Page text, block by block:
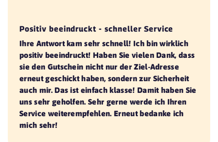
Positiv beeindruckt - schneller Service
Ihre Antwort kam sehr schnell! Ich bin wirklich
positiv beeindruckt! Haben Sie vielen Dank, dass
sie den Gutschein nicht nur der Ziel-Adresse
erneut geschickt haben, sondern zur Sicherheit
auch mir.Das ist einfach klasse! Damit haben Sie
uns sehr geholfen. Sehr gerne werde ich Ihren
Service weiterempfehlen. Erneut bedanke ich
mich sehr!